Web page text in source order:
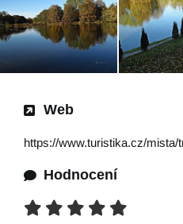
Web
https://www.turistika.cz/
Hodnocení